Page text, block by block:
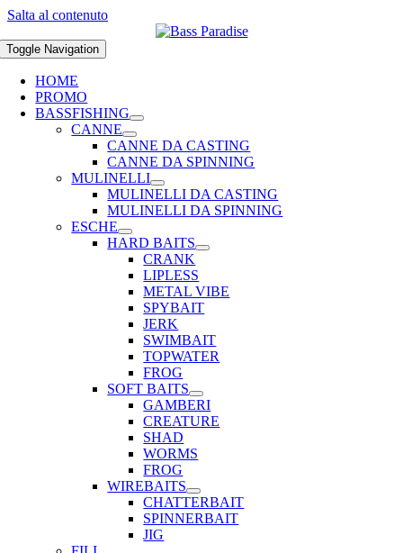
Salta al contenuto
Toggle Navigation
HOME
PROMO
BASSFISHING
CANNE
CANNE DA CASTING
CANNE DA SPINNING
MULINELLI
MULINELLI DA CASTING
MULINELLI DA SPINNING
ESCHE
HARD BAITS
CRANK
LIPLESS
METAL VIBE
SPYBAIT
JERK
SWIMBAIT
TOPWATER
FROG
SOFT BAITS
GAMBERI
CREATURE
SHAD
WORMS
FROG
WIREBAITS
CHATTERBAIT
SPINNERBAIT
JIG